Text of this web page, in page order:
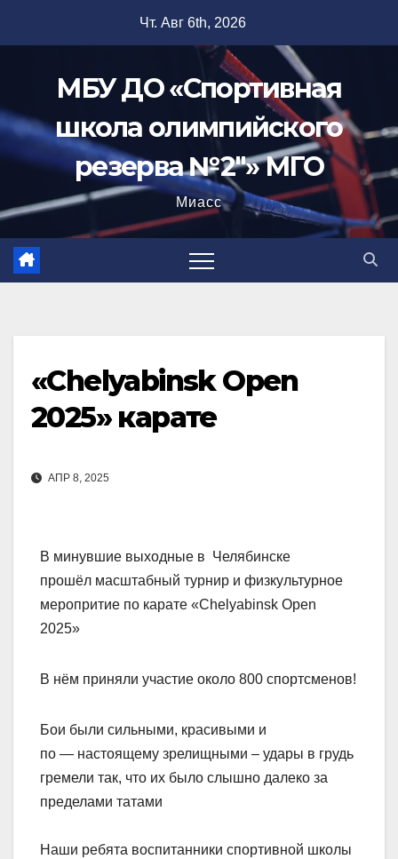
Чт. Авг 6th, 2026
МБУ ДО «Спортивная
школа олимпийского
резерва №2"» МГО
Миасс
«Chelyabinsk Open
2025» карате
АПР 8, 2025
В минувшие выходные в Челябинске
прошёл масштабный турнир и физкультурное
меропритие по карате «Chelyabinsk Open
2025»
В нём приняли участие около 800 спортсменов!
Бои были сильными, красивыми и
по — настоящему зрелищными – удары в грудь
гремели так, что их было слышно далеко за
пределами татами
Наши ребята воспитанники спортивной школы